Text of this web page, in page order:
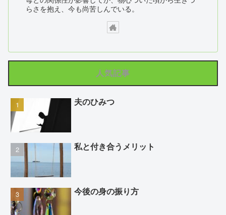
らさを抱え、今も尚苦しんでいる。
人気記事
夫のひみつ
私と付き合うメリット
今後の身の振り方